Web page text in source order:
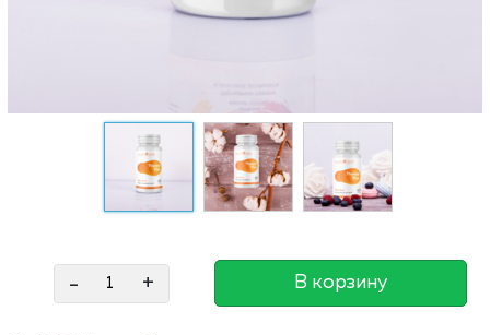
- + В корзину